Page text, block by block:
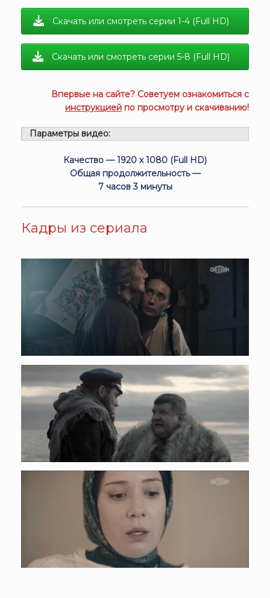
Скачать или смотреть серии 1-4 (Full HD)
Скачать или смотреть серии 5-8 (Full HD)
Впервые на сайте? Советуем ознакомиться с
инструкцией по просмотру и скачиванию!
Параметры видео:
Качество — 1920 x 1080 (Full HD)
Общая продолжительность —
7 часов 3 минуты
Кадры из сериала